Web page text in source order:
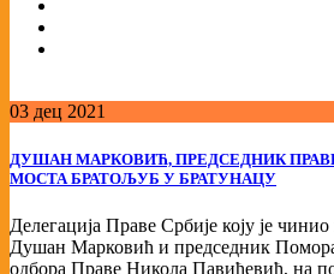
03 дец 2021
ДУШАН МАРКОВИЋ, ПРЕДСЕДНИК
МОСТА БРАТОЉУБ У БРАТУНАЦУ
Делегација Праве Србије коју је
Душан Марковић и председник
одбора Праве Никола Павићевић, на